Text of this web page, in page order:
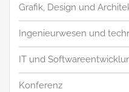
Grafik, Design und
Ingenieurwesen und
IT und
Konferenz